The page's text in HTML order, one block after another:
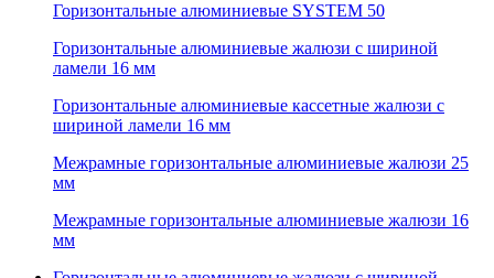
Горизонтальные алюминиевые SYSTEM 50
Горизонтальные алюминиевые жалюзи с шириной
ламели 16 мм
Горизонтальные алюминиевые кассетные жалюзи с
шириной ламели 16 мм
Межрамные горизонтальные алюминиевые жалюзи 25
мм
Межрамные горизонтальные алюминиевые жалюзи 16
мм